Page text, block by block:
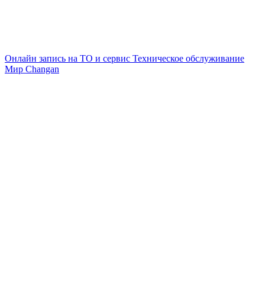
Онлайн запись на ТО и сервис Техническое обслуживание
Мир Changan